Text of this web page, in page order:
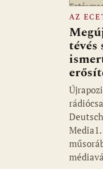
Fotó:
AZ
tévés